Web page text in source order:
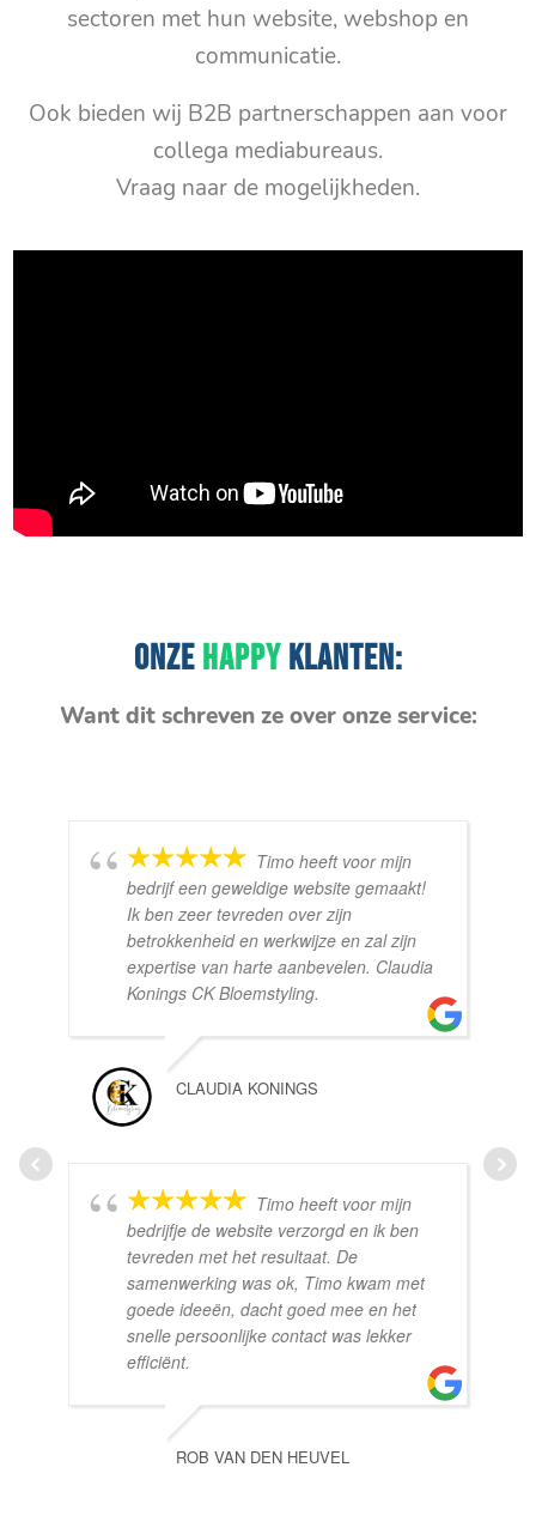
sectoren met hun website, webshop en
communicatie.
Ook bieden wij B2B partnerschappen aan voor
collega mediabureaus.
Vraag naar de mogelijkheden.
ONZEHAPPYKLANTEN:
Want dit schreven ze over onze service:
Timo heeft voor mijn
bedrijf een geweldige website gemaakt!
Ik ben zeer tevreden over zijn
betrokkenheid en werkwijze en zal zijn
expertise van harte aanbevelen. Claudia
Konings CK Bloemstyling.
CLAUDIA KONINGS
Timo heeft voor mijn
bedrijfje de website verzorgd en ik ben
tevreden met het resultaat. De
samenwerking was ok, Timo kwam met
goede ideeën, dacht goed mee en het
snelle persoonlijke contact was lekker
efficiënt.
ROB VAN DEN HEUVEL